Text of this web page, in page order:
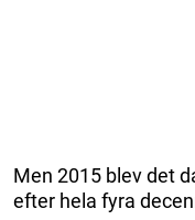
Men 2015 blev det
efter hela fyra